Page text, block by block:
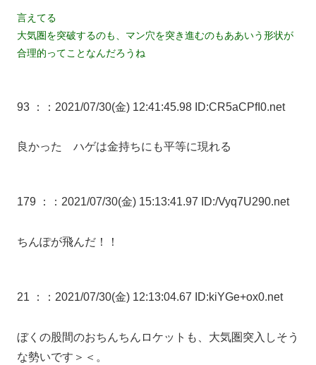
言えてる
大気圏を突破するのも、マン穴を突き進むのもああいう形状が
合理的ってことなんだろうね
93 ： ：2021/07/30(金) 12:41:45.98 ID:CR5aCPfI0.net
良かった ハゲは金持ちにも平等に現れる
179 ： ：2021/07/30(金) 15:13:41.97 ID:/Vyq7U290.net
ちんぽが飛んだ！！
21 ： ：2021/07/30(金) 12:13:04.67 ID:kiYGe+ox0.net
ぼくの股間のおちんちんロケットも、大気圏突入しそう
な勢いです＞＜。